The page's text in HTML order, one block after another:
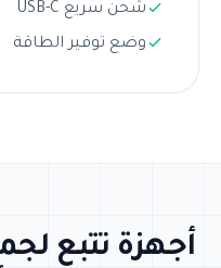
شحن سريع USB-C
وضع توفير الطاقة
أجهزة تتبع